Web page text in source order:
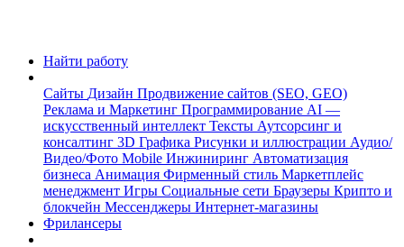
Найти работу
Сайты Дизайн Продвижение сайтов (SEO, GEO)
Реклама и Маркетинг Программирование AI —
искусственный интеллект Тексты Аутсорсинг и
консалтинг 3D Графика Рисунки и иллюстрации Аудио/
Видео/Фото Mobile Инжиниринг Автоматизация
бизнеса Анимация Фирменный стиль Маркетплейс
менеджмент Игры Социальные сети Браузеры Крипто и
блокчейн Мессенджеры Интернет-магазины
Фрилансеры